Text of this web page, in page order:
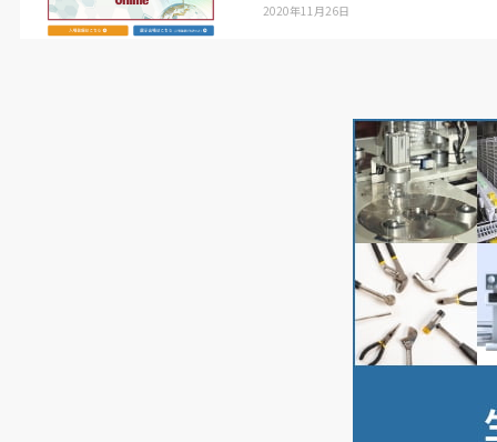
2020年11月26日